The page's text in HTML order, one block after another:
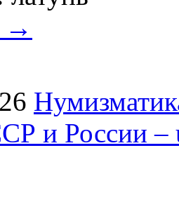
→
и России –